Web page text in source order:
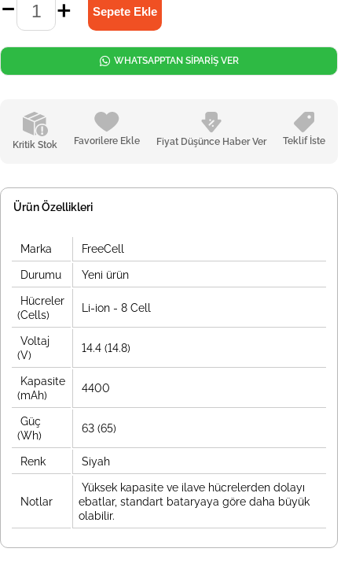
Kritik Stok Favorilere Ekle Fiyat Düşünce Haber Ver Teklif İste
WHATSAPPTAN SİPARİŞ VER
Ürün Özellikleri
Marka FreeCell
Durumu Yeni ürün
Hücreler
(Cells)
Li-ion - 8 Cell
Voltaj
(V)
14.4 (14.8)
Kapasite
(mAh)
4400
Güç
(Wh)
63 (65)
Renk Siyah
Notlar
Yüksek kapasite ve ilave hücrelerden dolayı
ebatlar, standart bataryaya göre daha büyük
olabilir.